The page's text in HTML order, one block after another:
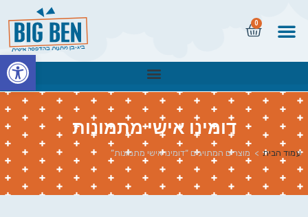
0
דומינו אישי מתמונות
עמוד הבית > מוצרים המתויגים “דומינו אישי מתמונות”